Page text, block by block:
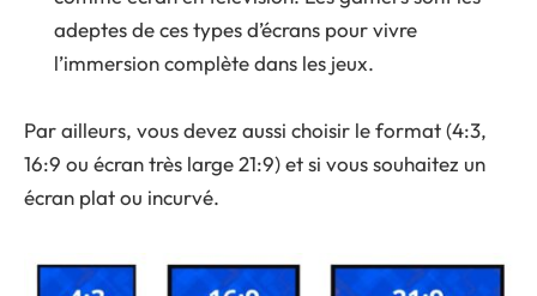
adeptes de ces types d’écrans pour vivre
l’immersion complète dans les jeux.
Par ailleurs, vous devez aussi choisir le format (4:3,
16:9 ou écran très large 21:9) et si vous souhaitez un
écran plat ou incurvé.